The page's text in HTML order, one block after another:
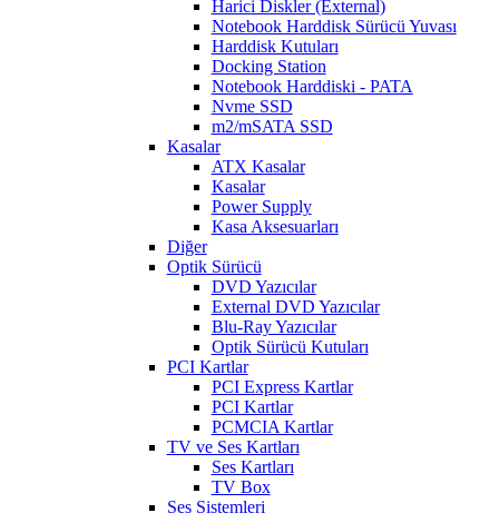
Harici Diskler (External)
Notebook Harddisk Sürücü Yuvası
Harddisk Kutuları
Docking Station
Notebook Harddiski - PATA
Nvme SSD
m2/mSATA SSD
Kasalar
ATX Kasalar
Kasalar
Power Supply
Kasa Aksesuarları
Diğer
Optik Sürücü
DVD Yazıcılar
External DVD Yazıcılar
Blu-Ray Yazıcılar
Optik Sürücü Kutuları
PCI Kartlar
PCI Express Kartlar
PCI Kartlar
PCMCIA Kartlar
TV ve Ses Kartları
Ses Kartları
TV Box
Ses Sistemleri